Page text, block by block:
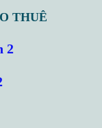
THUÊ
2